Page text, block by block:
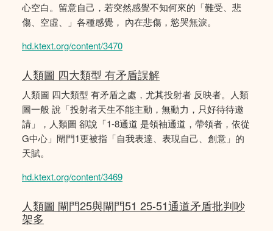
心空白。留意自己，若突然感覺不知何來的「難受、悲
傷、空虛、」各種感覺， 內在悲傷，慾哭無淚。
hd.ktext.org/content/3470
人類圖 四大類型 有矛盾誤解
人類圖 四大類型 有矛盾之處，尤其投射者 反映者。人類
圖一般 說「投射者天生不能主動，無動力，只好待待邀
請」，人類圖 卻說「1-8通道 是領袖通道，帶領者，依從
G中心」閘門1更被指「自我表達、表現自己、創意」的
天賦。
hd.ktext.org/content/3469
人類圖 閘門25與閘門51 25-51通道矛盾批判吵
架多